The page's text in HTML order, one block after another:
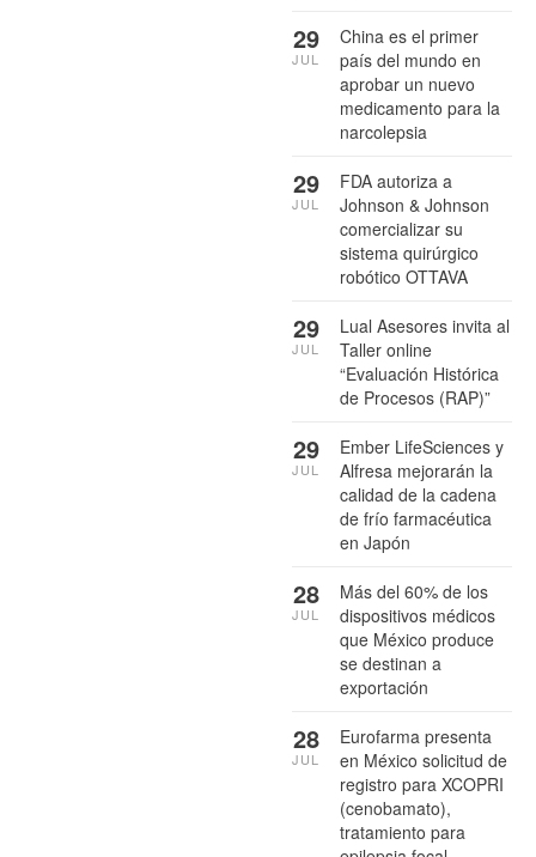
China es el primer
país del mundo en
aprobar un nuevo
medicamento para la
narcolepsia
29
JUL
FDA autoriza a
Johnson & Johnson
comercializar su
sistema quirúrgico
robótico OTTAVA
29
JUL
Lual Asesores invita al
Taller online
“Evaluación Histórica
de Procesos (RAP)”
29
JUL
Ember LifeSciences y
Alfresa mejorarán la
calidad de la cadena
de frío farmacéutica
en Japón
29
JUL
Más del 60% de los
dispositivos médicos
que México produce
se destinan a
exportación
28
JUL
Eurofarma presenta
en México solicitud de
registro para XCOPRI
(cenobamato),
tratamiento para
28
JUL